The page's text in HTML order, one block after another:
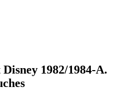
1982/1984-A.